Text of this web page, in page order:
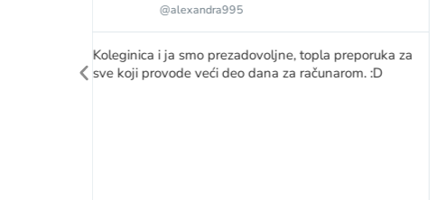
@alexandra995
Koleginica i ja smo prezadovoljne, topla preporuka za
sve koji provode veći deo dana za računarom. :D